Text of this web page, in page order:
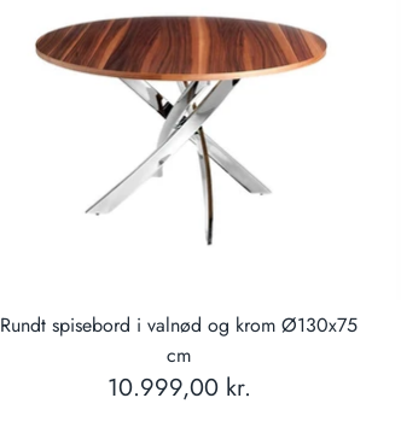
Rundt spisebord i valnød og krom Ø130x75
cm
10.999,00 kr.